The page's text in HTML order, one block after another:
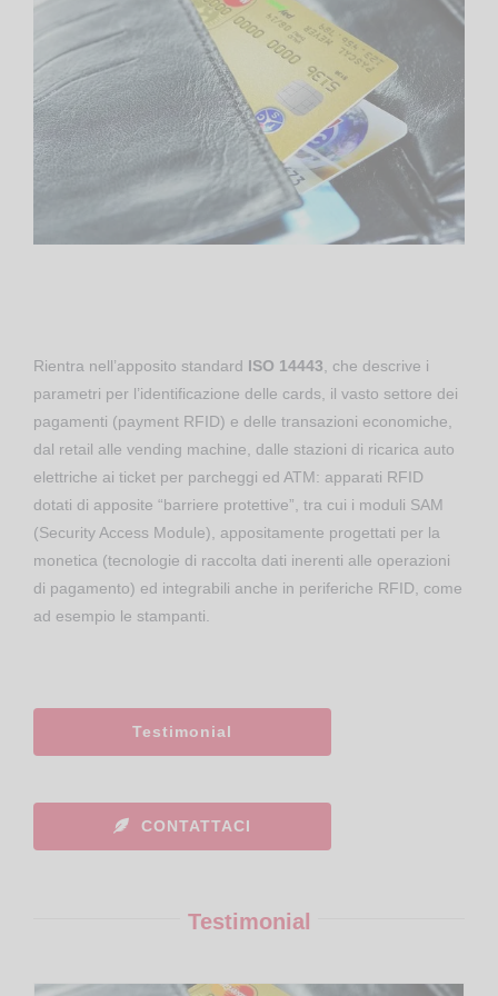
Rientra nell’apposito standard ISO 14443 , che descrive i
parametri per l’identificazione delle cards, il vasto settore dei
pagamenti (payment RFID) e delle transazioni economiche,
dal retail alle vending machine, dalle stazioni di ricarica auto
elettriche ai ticket per parcheggi ed ATM: apparati RFID
dotati di apposite “barriere protettive”, tra cui i moduli SAM
(Security Access Module), appositamente progettati per la
monetica (tecnologie di raccolta dati inerenti alle operazioni
di pagamento) ed integrabili anche in periferiche RFID, come
ad esempio le stampanti.
Testimonial
CONTATTACI
Testimonial